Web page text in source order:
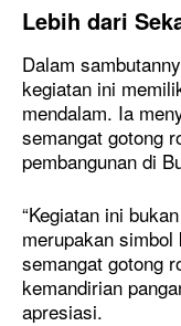
Lebih dari
​Dalam
kegiatan ini
mendalam. Ia
semangat gotong
pembangunan di
​“Kegiatan ini
merupakan
semangat gotong
kemandirian
apresiasi.